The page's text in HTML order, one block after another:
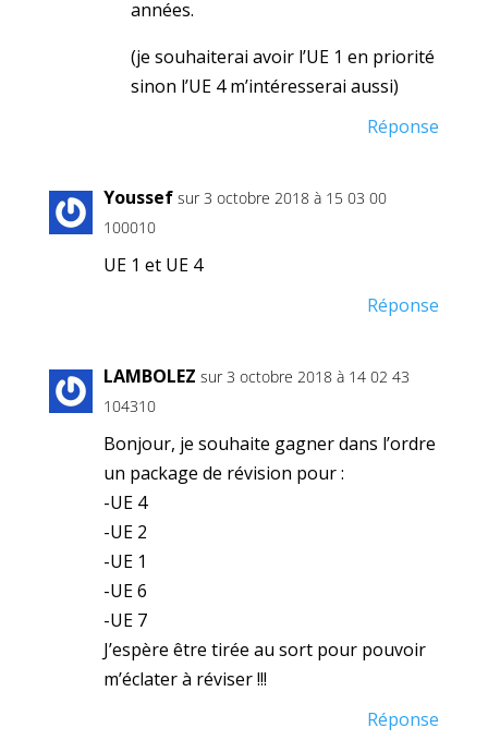
années.
(je souhaiterai avoir l’UE 1 en priorité
sinon l’UE 4 m’intéresserai aussi)
Réponse
Youssef sur 3 octobre 2018 à 15 03 00
100010
UE 1 et UE 4
Réponse
LAMBOLEZ sur 3 octobre 2018 à 14 02 43
104310
Bonjour, je souhaite gagner dans l’ordre
un package de révision pour :
-UE 4
-UE 2
-UE 1
-UE 6
-UE 7
J’espère être tirée au sort pour pouvoir
m’éclater à réviser !!!
Réponse